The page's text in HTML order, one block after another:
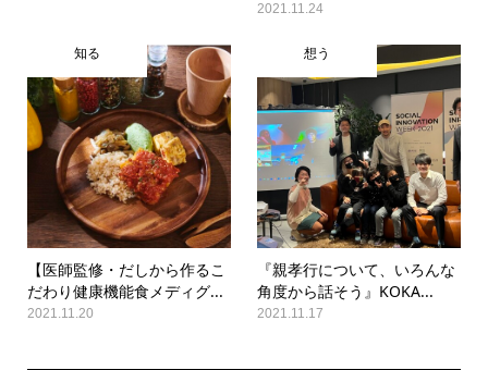
2021.11.24
知る
【医師監修・だしから作るこ
だわり健康機能食メディグ...
2021.11.20
想う
『親孝行について、いろんな
角度から話そう』KOKA...
2021.11.17